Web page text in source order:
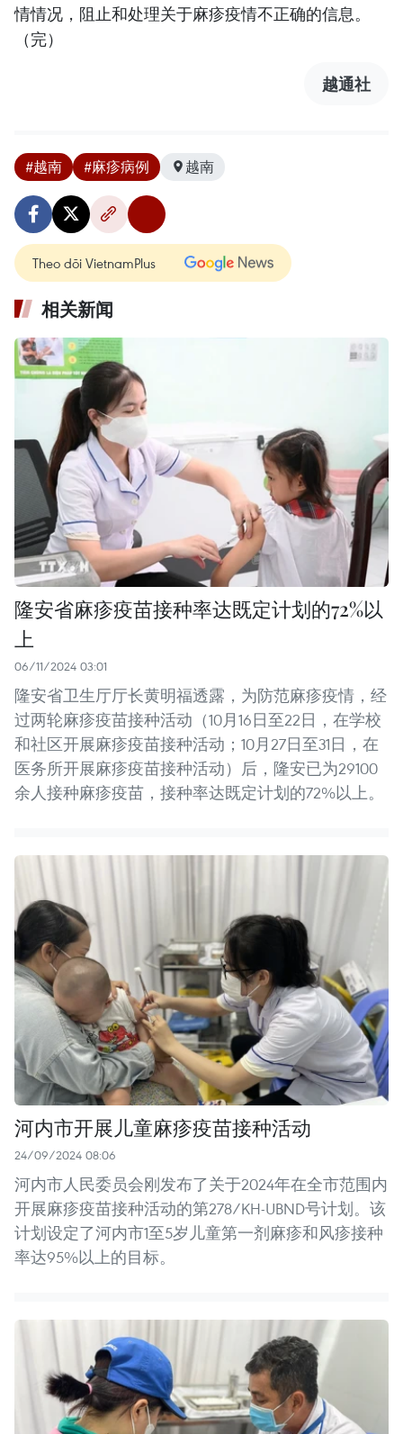
情情况，阻止和处理关于麻疹疫情不正确的信息。
（完）
越通社
#越南 #麻疹病例 越南
Theo dõi VietnamPlus
相关新闻
隆安省麻疹疫苗接种率达既定计划的72%以
上
06/11/2024 03:01
隆安省卫生厅厅长黄明福透露，为防范麻疹疫情，经
过两轮麻疹疫苗接种活动（10月16日至22日，在学校
和社区开展麻疹疫苗接种活动；10月27日至31日，在
医务所开展麻疹疫苗接种活动）后，隆安已为29100
余人接种麻疹疫苗，接种率达既定计划的72%以上。
河内市开展儿童麻疹疫苗接种活动
24/09/2024 08:06
河内市人民委员会刚发布了关于2024年在全市范围内
开展麻疹疫苗接种活动的第278/KH-UBND号计划。该
计划设定了河内市1至5岁儿童第一剂麻疹和风疹接种
率达95%以上的目标。